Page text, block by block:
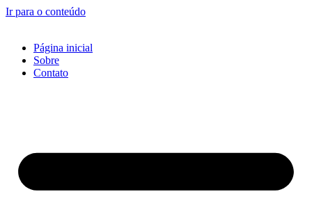
Ir para o conteúdo
Página inicial
Sobre
Contato